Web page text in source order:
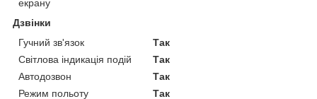
екрану
Дзвінки
Гучний зв'язок
Так
Світлова індикація подій
Так
Автодозвон
Так
Режим польоту
Так